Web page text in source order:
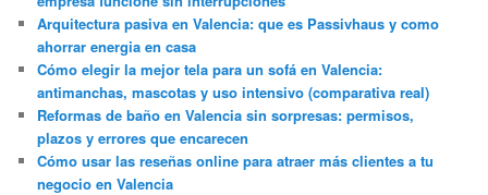
Arquitectura pasiva en Valencia: que es Passivhaus y como
ahorrar energia en casa
Cómo elegir la mejor tela para un sofá en Valencia:
antimanchas, mascotas y uso intensivo (comparativa real)
Reformas de baño en Valencia sin sorpresas: permisos,
plazos y errores que encarecen
Cómo usar las reseñas online para atraer más clientes a tu
negocio en Valencia